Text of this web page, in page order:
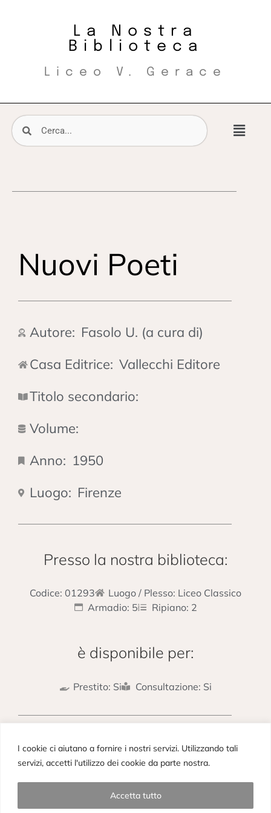
I cookie ci aiutano a fornire i nostri servizi. Utilizzando tali
servizi, accetti l'utilizzo dei cookie da parte nostra.
Accetta tutto
La Nostra
Biblioteca
Liceo V. Gerace
Nuovi Poeti
Autore: Fasolo U. (a cura di)
Casa Editrice: Vallecchi Editore
Titolo secondario:
Volume:
Anno: 1950
Luogo: Firenze
Presso la nostra biblioteca:
Codice: 01293
Luogo / Plesso: Liceo Classico
Armadio: 5
Ripiano: 2
è disponibile per:
Prestito: Si Consultazione: Si
Letteratura religiosa italiana